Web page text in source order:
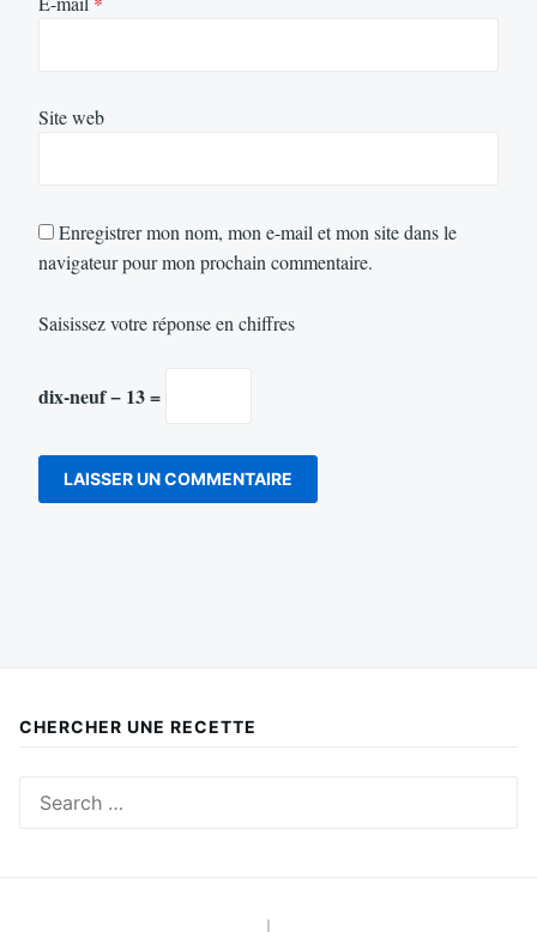
Site web
Enregistrer mon nom, mon e-mail et mon site dans le
navigateur pour mon prochain commentaire.
Saisissez votre réponse en chiffres
dix-neuf − 13 =
CHERCHER UNE RECETTE
for: